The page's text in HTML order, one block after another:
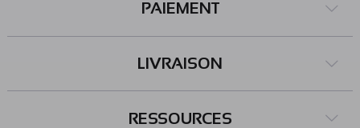
PAIEMENT
LIVRAISON
RESSOURCES